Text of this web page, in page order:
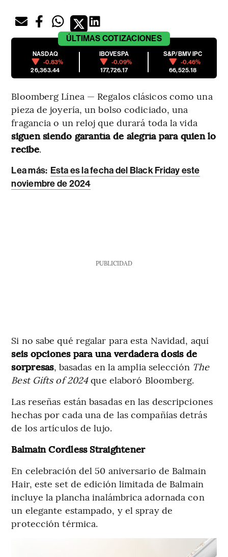
ÚLTIMAS COTIZACIONES
NASDAQ
-0.83%
26,363.44
IBOVESPA
-0.09%
177,726.17
S&P/BMV IPC
-0.46%
66,525.18
Bloomberg Línea — Regalos clásicos como una
pieza de joyería, un bolso codiciado, una
fragancia o un reloj que durará toda la vida
siguen siendo garantía de alegría para quien lo
recibe.
Lea más: Esta es la fecha del Black Friday este
noviembre de 2024
PUBLICIDAD
Si no sabe qué regalar para esta Navidad, aquí
seis opciones para una verdadera dosis de
sorpresas, basadas en la amplia selección The
Best Gifts of 2024que elaboró Bloomberg.
Las reseñas están basadas en las descripciones
hechas por cada una de las compañías detrás
de los artículos de lujo.
Balmain Cordless Straightener
En celebración del 50 aniversario de Balmain
Hair, este set de edición limitada de Balmain
incluye la plancha inalámbrica adornada con
un elegante estampado, y el spray de
protección térmica.